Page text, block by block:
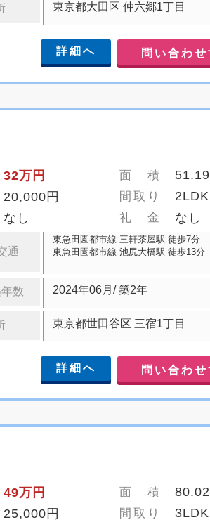
東京都大田区 仲六郷1丁目
詳細へ 問い合わせ
32万円 面 積
20,000円 間取り 2LDK
なし 礼 金 なし
通
東急田園都市線 三軒茶屋駅 徒歩7分
東急田園都市線 池尻大橋駅 徒歩13分
数 2024年06月/ 築2年
東京都世田谷区 三宿1丁目
詳細へ 問い合わせ
49万円 面 積
25,000円 間取り 3LDK